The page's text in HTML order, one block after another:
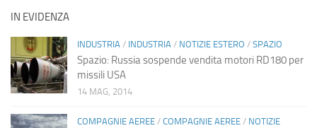
IN EVIDENZA
INDUSTRIA / INDUSTRIA / NOTIZIE ESTERO / SPAZIO
Spazio: Russia sospende vendita motori RD180 per
missili USA
14 MAG, 2014
COMPAGNIE AEREE / COMPAGNIE AEREE / NOTIZIE